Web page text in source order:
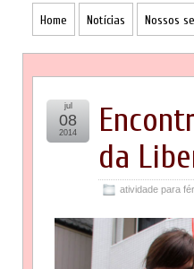
Home Notícias Nossos
da
atividade para
jul
08
2014